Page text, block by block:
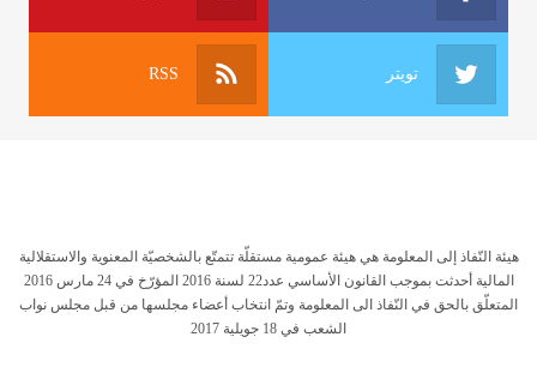
تويتر RSS
هيئة النّفاذ إلى المعلومة هي هيئة عمومية مستقلّة تتمتّع بالشخصيّة المعنوية والاستقلالية
المالية أحدثت بموجب القانون الأساسي عدد22 لسنة 2016 المؤرّخ في 24 مارس 2016
المتعلّق بالحق في النّفاذ الى المعلومة وتمّ انتخاب أعضاء مجلسها من قبل مجلس نواب
الشعب في 18 جويلية 2017